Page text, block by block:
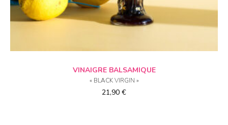
AJOUTER AU PANIER
VINAIGRE BALSAMIQUE
« BLACK VIRGIN »
21,90 €